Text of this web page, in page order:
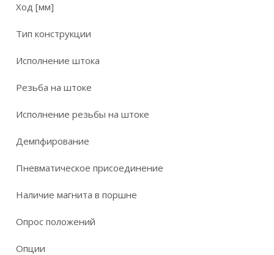
Ход [мм]
Тип конструкции
Исполнение штока
Резьба на штоке
Исполнение резьбы на штоке
Демпфирование
Пневматическое присоединение
Наличие магнита в поршне
Опрос положений
Опции